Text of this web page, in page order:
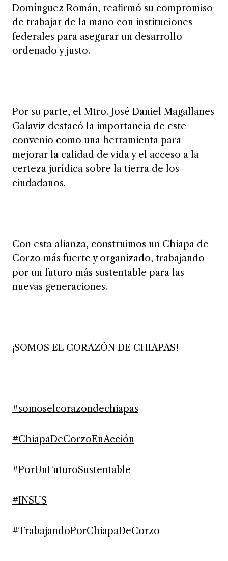
Domínguez Román, reafirmó su compromiso
de trabajar de la mano con instituciones
federales para asegurar un desarrollo
ordenado y justo.
Por su parte, el Mtro. José Daniel Magallanes
Galaviz destacó la importancia de este
convenio como una herramienta para
mejorar la calidad de vida y el acceso a la
certeza jurídica sobre la tierra de los
ciudadanos.
Con esta alianza, construimos un Chiapa de
Corzo más fuerte y organizado, trabajando
por un futuro más sustentable para las
nuevas generaciones.
¡SOMOS EL CORAZÓN DE CHIAPAS!
#somoselcorazondechiapas
#ChiapaDeCorzoEnAcción
#PorUnFuturoSustentable
#INSUS
#TrabajandoPorChiapaDeCorzo